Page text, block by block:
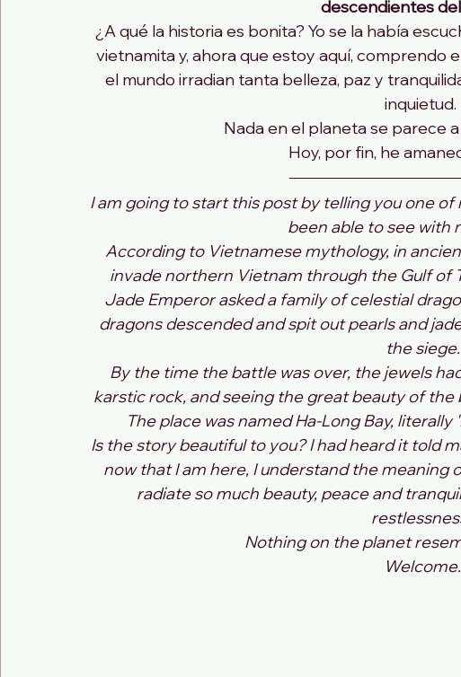
descendientes
¿A qué la historia es bonita? Yo se la había
vietnamita y, ahora que estoy aquí, comprendo
el mundo irradian tanta belleza, paz y
inquietud.
Nada en el planeta se parece
Hoy, por fin, he
I am going to start this post by telling you one
been able to see with
According to Vietnamese mythology, in
invade northern Vietnam through the Gulf of
Jade Emperor asked a family of celestial
dragons descended and spit out pearls and
the siege.
By the time the battle was over, the jewels
karstic rock, and seeing the great beauty of
The place was named Ha-Long Bay,
Is the story beautiful to you? I had heard it told
now that I am here, I understand the meaning
radiate so much beauty, peace and
Nothing on the planet
Welcome.